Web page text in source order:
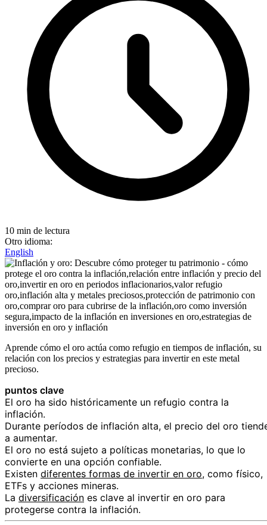
10 min de lectura
Otro idioma:
English
Aprende cómo el oro actúa como refugio en tiempos de inflación, su
relación con los precios y estrategias para invertir en este metal
precioso.
puntos clave
El oro ha sido históricamente un refugio contra la
inflación.
Durante períodos de inflación alta, el precio del oro
a aumentar.
El oro no está sujeto a políticas monetarias, lo que lo
convierte en una opción confiable.
Existen diferentes formas de invertir en oro, como físico,
ETFs y acciones mineras.
La diversificación es clave al invertir en oro para
protegerse contra la inflación.